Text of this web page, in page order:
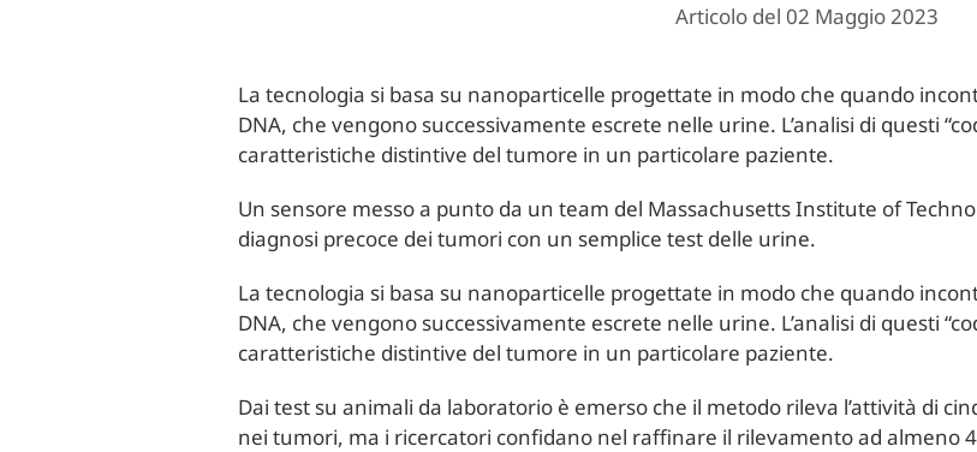
Articolo del 02 Maggio 2023
La tecnologia si basa su nanoparticelle progettate in modo che quando
DNA, che vengono successivamente escrete nelle urine. L’analisi di questi
caratteristiche distintive del tumore in un particolare paziente.
Un sensore messo a punto da un team del Massachusetts Institute of
diagnosi precoce dei tumori con un semplice test delle urine.
La tecnologia si basa su nanoparticelle progettate in modo che quando
DNA, che vengono successivamente escrete nelle urine. L’analisi di questi
caratteristiche distintive del tumore in un particolare paziente.
Dai test su animali da laboratorio è emerso che il metodo rileva l’attività di
nei tumori, ma i ricercatori confidano nel raffinare il rilevamento ad almeno